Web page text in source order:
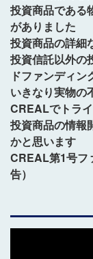
投資商品である
がありました
投資商品の詳細
投資信託以外の
ドファンディン
いきなり実物の
CREALでトラ
投資商品の情報
かと思います
CREAL第1号フ
告）